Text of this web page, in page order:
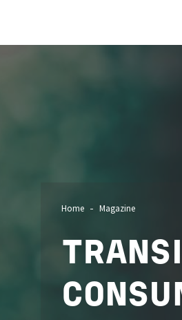
Home Magazine